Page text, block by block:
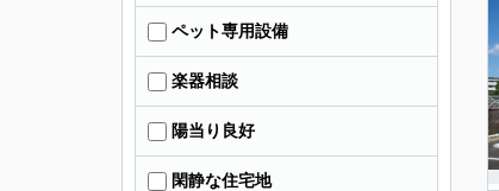
ペット専用設備
楽器相談
陽当り良好
閑静な住宅地